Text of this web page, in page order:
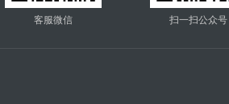
客服微信 扫一扫公众号